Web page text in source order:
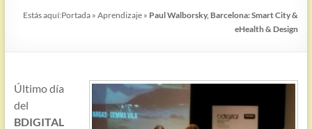
Estás aquí:Portada »Aprendizaje » Paul Walborsky, Barcelona: Smart City &
eHealth & Design
Último día
del
BDIGITAL